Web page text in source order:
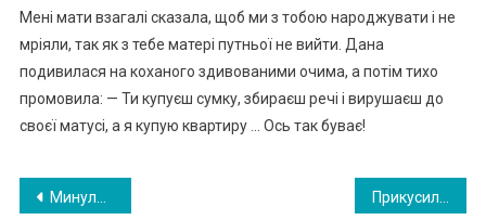
Мені мати взагалі сказала, щоб ми з тобою народжувати і не
мріяли, так як з тебе матері путньої не вийти. Дана
подивилася на коханого здивованими очима, а потім тихо
промовила: — Ти купуєш сумку, збираєш речі і вирушаєш до
своєї матусі, а я купую квартиру … Ось так буває!
Навигация
Минуло три роки після мого розлучення: Сергій проміняв мене на мою сестру. Одного ранку мені зателефонував колишній чоловік. Я була в шоці від того, що він попросив